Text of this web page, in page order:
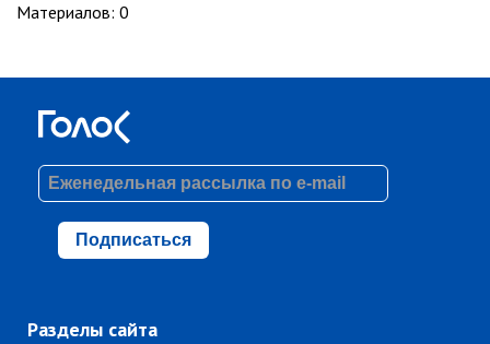
Материалов: 0
Подписаться
Разделы сайта